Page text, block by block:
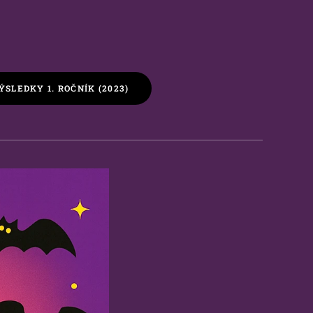
1. ROČNÍK (2023)